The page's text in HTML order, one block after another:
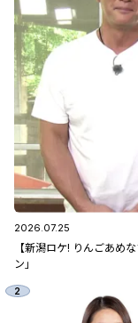
2026.07.25
【新潟ロケ! りんごあめ
ン」